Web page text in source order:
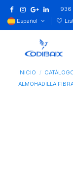
936
Español
INICIO
ALMOHADILLA